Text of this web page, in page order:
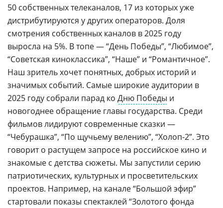
50 собственных телеканалов, 17 из которых уже
дистрибутируются у других операторов. Доля
смотрения собственных каналов в 2025 году
выросла на 5%. В топе — “День Победы”, “Любимое”,
“Советская киноклассика”, “Наше” и “Романтичное”.
Наш зритель хочет понятных, добрых историй и
значимых событий. Самые широкие аудитории в
2025 году собрали парад ко Дню Победы и
новогоднее обращение главы государства. Среди
фильмов лидируют современные сказки —
“Чебурашка”, “По щучьему велению”, “Холоп-2”. Это
говорит о растущем запросе на российское кино и
знакомые с детства сюжеты. Мы запустили серию
патриотических, культурных и просветительских
проектов. Например, на канале “Большой эфир”
стартовали показы спектаклей “Золотого фонда